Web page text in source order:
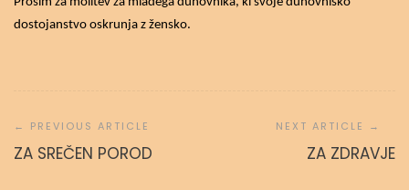
dostojanstvo oskrunja z žensko.
prispevka
ZA SREČEN POROD ZA ZDRAVJE